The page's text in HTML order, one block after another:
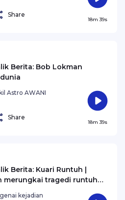
Share
18m 39s
Berita: Bob Lokman
Astro AWANI
Share
18m 39s
Berita: Kuari Runtuh |
merungkai tragedi runtuhan
kejadian